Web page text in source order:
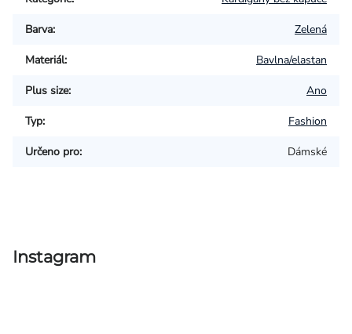
Barva: Zelená
Materiál: Bavlna/elastan
Plus size: Ano
Typ: Fashion
Určeno pro: Dámské
Instagram